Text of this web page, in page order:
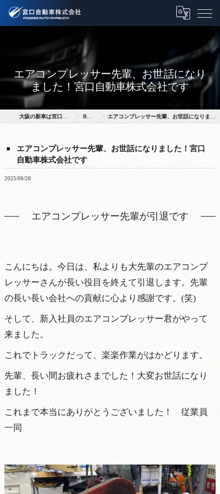
エアコンプレッサー先輩、お世話になり
ました！宮口自動車株式会社です
BLOG エアコンプレッサー先輩、お世話になりました！宮口自動車株式会社です
エアコンプレッサー先輩、お世話になりました！宮口
自動車株式会社です
2025/06/28
エアコンプレッサー先輩が引退です
こんにちは。今日は、私よりも大先輩のエアコンプ
レッサーさんが長い役目を終えて引退します。先輩
の長い長い会社への貢献に心より感謝です。(笑)
そして、新入社員のエアコンプレッサー君がやって
来ました。
これでトラックだって、楽楽作業がはかどります。
先輩、長い間お疲れさまでした！大変お世話になり
ました！
これまで本当にありがとうございました！ 従業員
一同